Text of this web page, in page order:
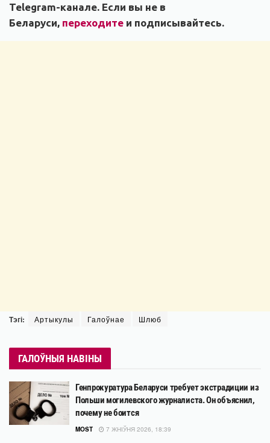
Telegram-канале. Если вы не в
Беларуси, переходите и подписывайтесь.
Тэгі: Артыкулы Галоўнае Шлюб
ГАЛОЎНЫЯ НАВІНЫ
Генпрокуратура Беларуси требует экстрадиции из
Польши могилевского журналиста. Он объяснил,
почему не боится
MOST 7 ЖНІЎНЯ 2026, 18:39